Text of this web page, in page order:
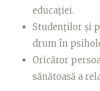
educației.
Studenților și
drum în
Oricăror
sănătoasă a